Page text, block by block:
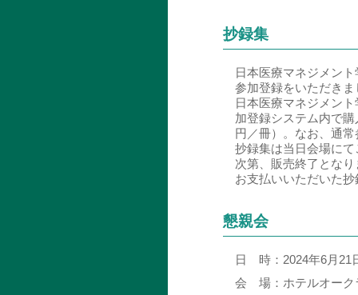
抄録集
日本医療マネジメン
参加登録をいただき
日本医療マネジメン
加登録システム内で
円／冊）。なお、通
抄録集は当日会場に
次第、販売終了となり
お支払いいただいた
懇親会
日 時： 2024年6月21
会 場： ホテルオー